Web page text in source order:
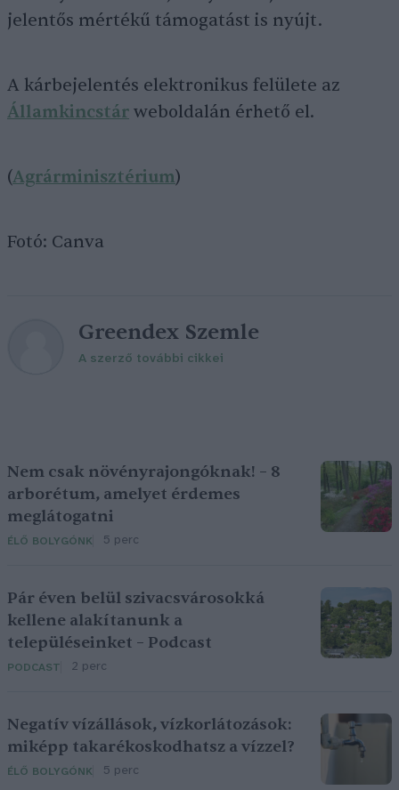
jelentős mértékű támogatást is nyújt.
A kárbejelentés elektronikus felülete az
Államkincstár weboldalán érhető el.
(Agrárminisztérium)
Fotó: Canva
Greendex Szemle
A szerző további cikkei
Nem csak növényrajongóknak! – 8
arborétum, amelyet érdemes
meglátogatni
ÉLŐ BOLYGÓNK 5 perc
Pár éven belül szivacsvárosokká
kellene alakítanunk a
településeinket – Podcast
PODCAST 2 perc
Negatív vízállások, vízkorlátozások:
miképp takarékoskodhatsz a vízzel?
ÉLŐ BOLYGÓNK 5 perc